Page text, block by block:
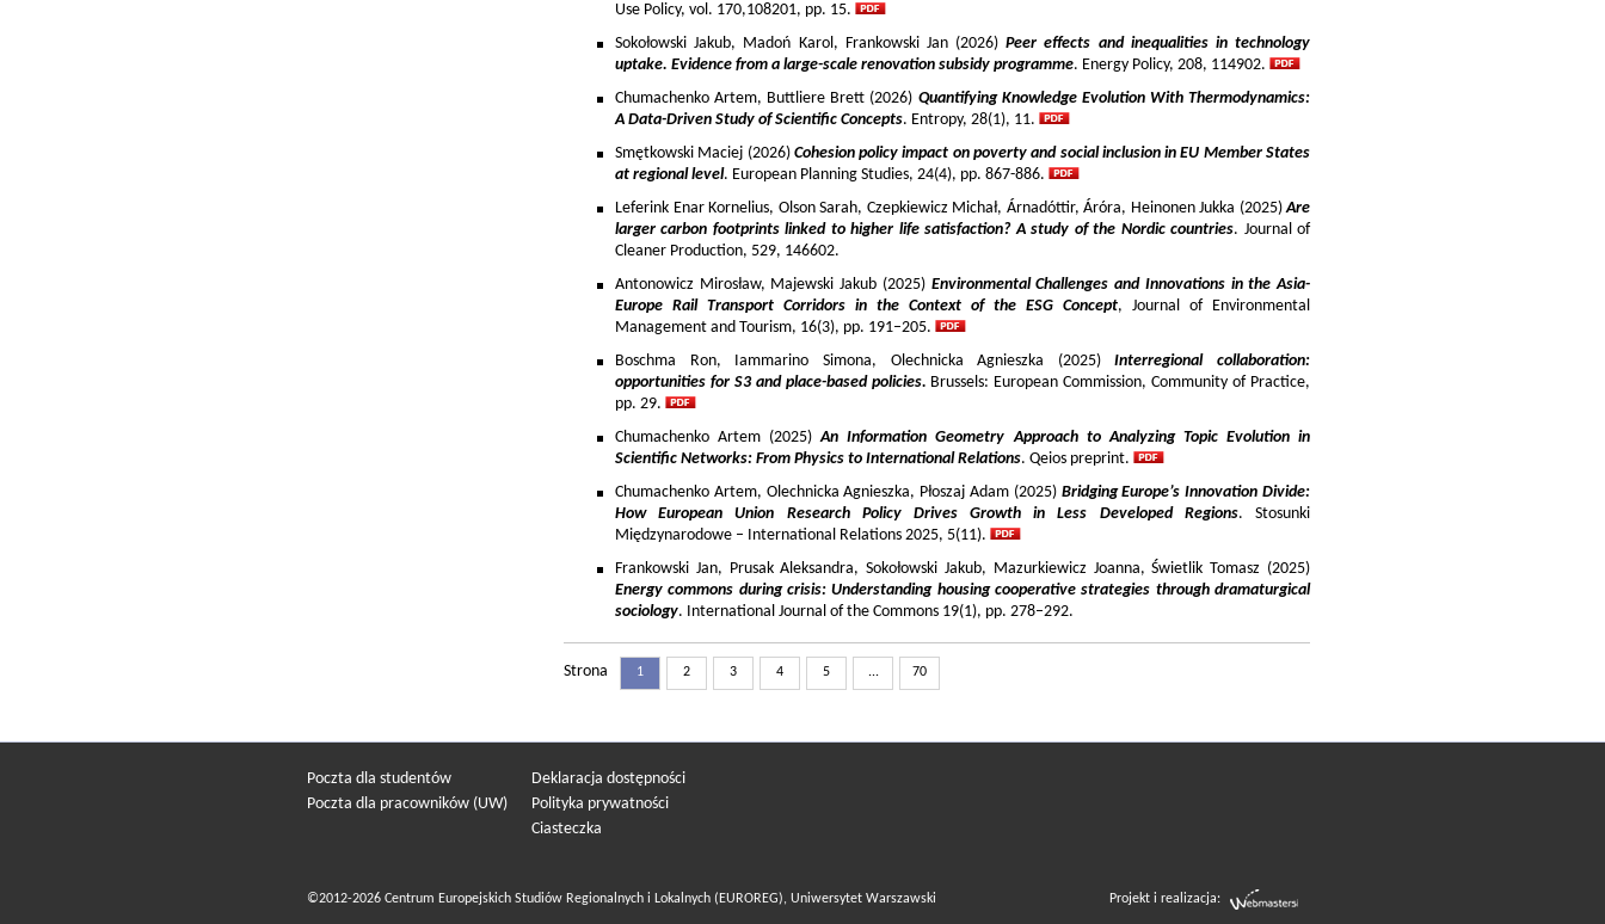
Use Policy, vol. 170,108201, pp. 15.
Sokołowski Jakub, Madoń Karol, Frankowski Jan (2026)Peer effects and inequalities in technology
uptake. Evidence from a large-scale renovation subsidy programme. Energy Policy, 208, 114902.
Chumachenko Artem, Buttliere Brett (2026) Quantifying Knowledge Evolution With Thermodynamics:
A Data-Driven Study of Scientific Concepts. Entropy, 28(1), 11.
Smętkowski Maciej (2026) Cohesion policy impact on poverty and social inclusion in EU Member States
at regional level. European Planning Studies, 24(4), pp. 867-886.
Leferink Enar Kornelius, Olson Sarah, Czepkiewicz Michał, Árnadóttir, Áróra, Heinonen Jukka (2025)Are
larger carbon footprints linked to higher life satisfaction? A study of the Nordic countries. Journal of
Cleaner Production, 529, 146602.
Antonowicz Mirosław, Majewski Jakub (2025) Environmental Challenges and Innovations in the Asia-
Europe Rail Transport Corridors in the Context of the ESG Concept, Journal of Environmental
Management and Tourism, 16(3), pp. 191–205.
Boschma Ron, Iammarino Simona, Olechnicka Agnieszka (2025)Interregional collaboration:
opportunities for S3 and place-based policies. Brussels: European Commission, Community of Practice,
pp. 29.
Chumachenko Artem (2025)An Information Geometry Approach to Analyzing Topic Evolution in
Scientific Networks: From Physics to International Relations. Qeios preprint.
Chumachenko Artem, Olechnicka Agnieszka, Płoszaj Adam (2025) Bridging Europe’s Innovation Divide:
How European Union Research Policy Drives Growth in Less Developed Regions. Stosunki
Międzynarodowe – International Relations 2025, 5(11).
Frankowski Jan, Prusak Aleksandra, Sokołowski Jakub, Mazurkiewicz Joanna, Świetlik Tomasz (2025)
Energy commons during crisis: Understanding housing cooperative strategies through dramaturgical
sociology. International Journal of the Commons 19(1), pp. 278–292.
Strona 1 2 3 4 5 ... 70
Poczta dla studentów
Poczta dla pracowników (UW)
Deklaracja dostępności
Polityka prywatności
Ciasteczka
©2012-2026 Centrum Europejskich Studiów Regionalnych i Lokalnych (EUROREG), Uniwersytet Warszawski Projekt i realizacja: